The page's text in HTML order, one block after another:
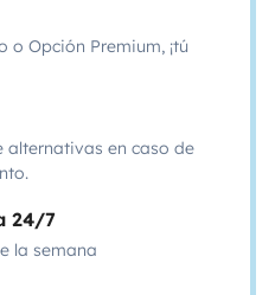
o Opción Premium, ¡tú
alternativas en caso de
24/7
la semana